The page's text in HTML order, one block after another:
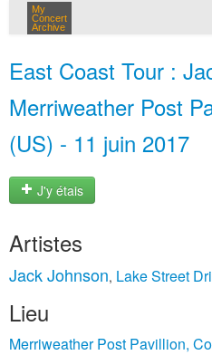
My
Concert
Archive
East Coast Tour :
Merriweather Post
(US) - 11 juin 2017
J'y étais
Artistes
Jack Johnson, Lake Street
Lieu
Merriweather Post Pavillion,